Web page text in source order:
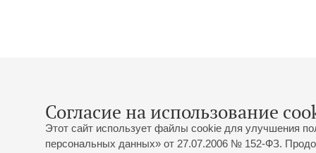
Согласие на использование
Этот сайт использует файлы cookie для улучшения
персональных данных» от 27.07.2006 № 152-ФЗ.